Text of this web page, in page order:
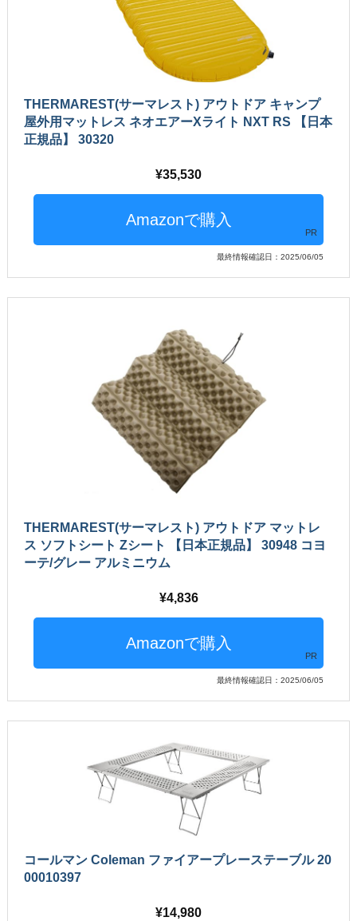
THERMAREST(サーマレスト) アウトドア キャンプ
屋外用マットレス ネオエアーXライト NXT RS 【日本
正規品】 30320
35,530
PR
最終情報確認日：2025/06/05
THERMAREST(サーマレスト) アウトドア マットレ
ス ソフトシート Zシート 【日本正規品】 30948 コヨ
ーテ/グレー アルミニウム
4,836
PR
最終情報確認日：2025/06/05
コールマン Coleman ファイアープレーステーブル 20
00010397
14,980